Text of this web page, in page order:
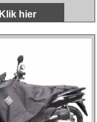
Klik hier